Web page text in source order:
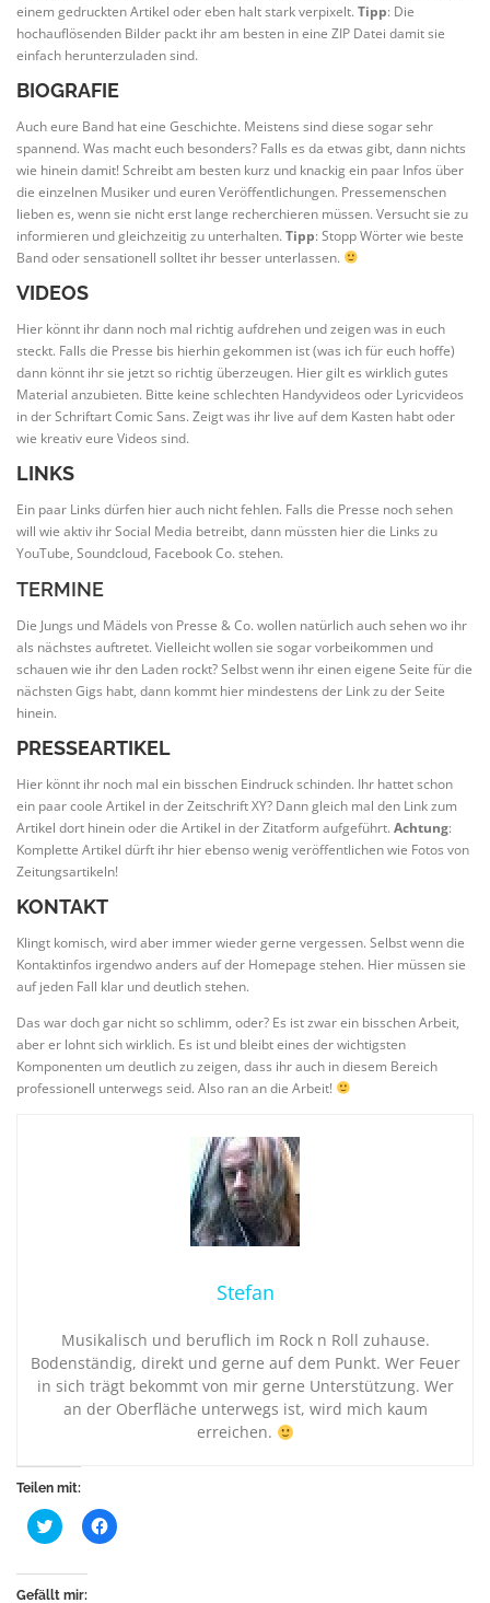
einem gedruckten Artikel oder eben halt stark verpixelt. Tipp: Die
hochauflösenden Bilder packt ihr am besten in eine ZIP Datei damit sie
einfach herunterzuladen sind.
BIOGRAFIE
Auch eure Band hat eine Geschichte. Meistens sind diese sogar sehr
spannend. Was macht euch besonders? Falls es da etwas gibt, dann nichts
wie hinein damit! Schreibt am besten kurz und knackig ein paar Infos über
die einzelnen Musiker und euren Veröffentlichungen. Pressemenschen
lieben es, wenn sie nicht erst lange recherchieren müssen. Versucht sie zu
informieren und gleichzeitig zu unterhalten. Tipp: Stopp Wörter wie beste
Band oder sensationell solltet ihr besser unterlassen.
VIDEOS
Hier könnt ihr dann noch mal richtig aufdrehen und zeigen was in euch
steckt. Falls die Presse bis hierhin gekommen ist (was ich für euch hoffe)
dann könnt ihr sie jetzt so richtig überzeugen. Hier gilt es wirklich gutes
Material anzubieten. Bitte keine schlechten Handyvideos oder Lyricvideos
in der Schriftart Comic Sans. Zeigt was ihr live auf dem Kasten habt oder
wie kreativ eure Videos sind.
LINKS
Ein paar Links dürfen hier auch nicht fehlen. Falls die Presse noch sehen
will wie aktiv ihr Social Media betreibt, dann müssten hier die Links zu
YouTube, Soundcloud, Facebook Co. stehen.
TERMINE
Die Jungs und Mädels von Presse & Co. wollen natürlich auch sehen wo ihr
als nächstes auftretet. Vielleicht wollen sie sogar vorbeikommen und
schauen wie ihr den Laden rockt? Selbst wenn ihr einen eigene Seite für die
nächsten Gigs habt, dann kommt hier mindestens der Link zu der Seite
hinein.
PRESSEARTIKEL
Hier könnt ihr noch mal ein bisschen Eindruck schinden. Ihr hattet schon
ein paar coole Artikel in der Zeitschrift XY? Dann gleich mal den Link zum
Artikel dort hinein oder die Artikel in der Zitatform aufgeführt. Achtung:
Komplette Artikel dürft ihr hier ebenso wenig veröffentlichen wie Fotos von
Zeitungsartikeln!
KONTAKT
Klingt komisch, wird aber immer wieder gerne vergessen. Selbst wenn die
Kontaktinfos irgendwo anders auf der Homepage stehen. Hier müssen sie
auf jeden Fall klar und deutlich stehen.
Das war doch gar nicht so schlimm, oder? Es ist zwar ein bisschen Arbeit,
aber er lohnt sich wirklich. Es ist und bleibt eines der wichtigsten
Komponenten um deutlich zu zeigen, dass ihr auch in diesem Bereich
professionell unterwegs seid. Also ran an die Arbeit!
Stefan
Musikalisch und beruflich im Rock n Roll zuhause.
Bodenständig, direkt und gerne auf dem Punkt. Wer Feuer
in sich trägt bekommt von mir gerne Unterstützung. Wer
an der Oberfläche unterwegs ist, wird mich kaum
erreichen.
Teilen mit:
K
l
k
,
K
l
Gefällt mir: